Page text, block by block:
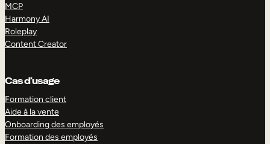
MCP
Harmony AI
Roleplay
Content Creator
Cas d’usage
Formation client
Aide à la vente
Onboarding des employés
Formation des employés